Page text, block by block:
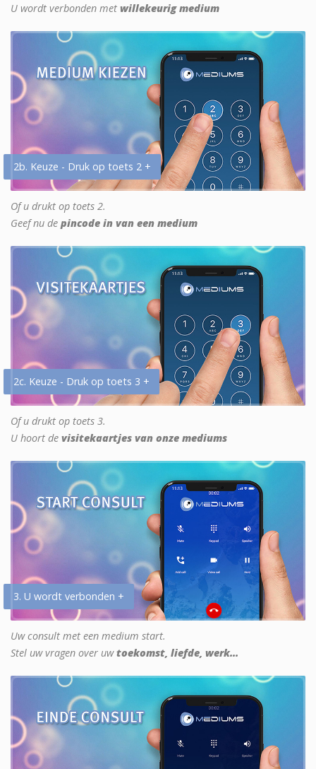
U wordt verbonden met willekeurig medium
2b. Keuze - Druk op toets 2 +
Of u drukt op toets 2.
Geef nu de pincode in van een medium
2c. Keuze - Druk op toets 3 +
Of u drukt op toets 3.
U hoort de visitekaartjes van onze mediums
3. U wordt verbonden +
Uw consult met een medium start.
Stel uw vragen over uwtoekomst, liefde, werk...